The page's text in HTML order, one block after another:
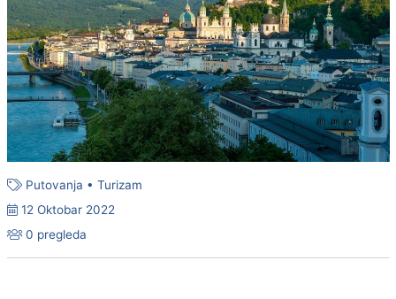
Putovanja • Turizam
12 Oktobar 2022
0 pregleda